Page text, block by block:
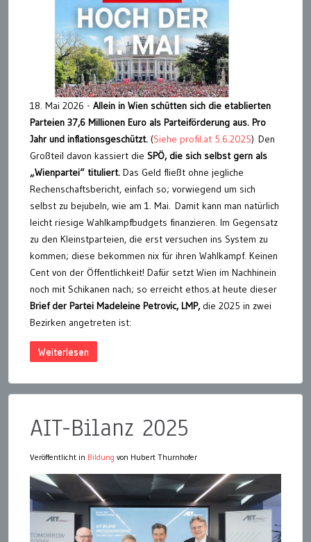
18. Mai 2026 - Allein in Wien schütten sich die etablierten
Parteien 37,6 Millionen Euro als Parteiförderung aus. Pro
Jahr und inflationsgeschützt. (Siehe profil.at 5.6.2025) Den
Großteil davon kassiert die SPÖ, die sich selbst gern als
„Wienpartei“ tituliert. Das Geld fließt ohne jegliche
Rechenschaftsbericht, einfach so; vorwiegend um sich
selbst zu bejubeln, wie am 1. Mai. Damit kann man natürlich
leicht riesige Wahlkampfbudgets finanzieren. Im Gegensatz
zu den Kleinstparteien, die erst versuchen ins System zu
kommen; diese bekommen nix für ihren Wahlkampf. Keinen
Cent von der Öffentlichkeit! Dafür setzt Wien im Nachhinein
noch mit Schikanen nach; so erreicht ethos.at heute dieser
Brief der Partei Madeleine Petrovic, LMP,die 2025 in zwei
Bezirken angetreten ist:
Weiterlesen
AIT-Bilanz 2025
Veröffentlicht in Bildung von Hubert Thurnhofer